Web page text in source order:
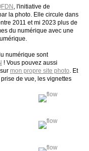
, l'initiative de
la photo. Elle circule dans
2011 et mi 2023 plus de
du numérique avec une
numérique sont
! Vous pouvez aussi
mon propre site photo . Et
de vue, les vignettes